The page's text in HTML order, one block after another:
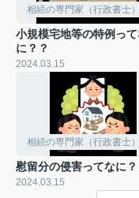
相続の専門家（行政書士
小規模宅地等の特例っ
に？？
2024.03.15
相続の専門家（行政書士
慰留分の侵害ってなに？
2024.03.15